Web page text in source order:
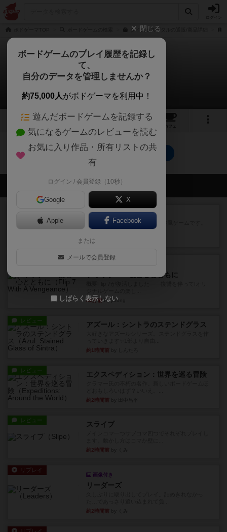
ダイスホスピタルの通販/商品詳細
ダイス・ホスピタル
0件の動画
5 9
カフェ
ダイス・ホスピタルのトップに戻る
会員の新しい投稿
ジンラミー
トランプで遊べる2人対戦の麻雀風ゲームです。
10枚の手札で、同じスーツ...
23分前
ルール/インスト
フリップ７：復讐心とともに
34分前by jurong
レビュー アズール：シントラのステンドグラス
約1時間前
レビュー エクスペディション：世界を巡る冒険
約2時間前
レビュー スライプ
約2時間前
リプレイ
画像付き
リーダーズ
約2時間前
閉じる
ボードゲームのプレイ履歴を記録し
て、
自分のデータを管理しませんか？
約75,000人がボドゲーマを利用中！
遊んだボードゲームを記録する
気になるゲームのレビューを読む
お気に入り作品・所有リストの共
有
ログイン / 会員登録（10秒）
Google X
Apple Facebook
または
メールで会員登録
しばらく表示しない